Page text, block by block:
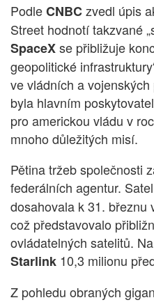
PodleCNBCzvedl úpis
Street hodnotí takzvané
SpaceXse přibližuje
geopolitické
ve vládních a
byla hlavním
pro americkou vládu v
mnoho důležitých misí.
Pětina tržeb společnosti
federálních agentur.
dosahovala k 31. březnu
což představovalo
ovládatelných satelitů.
Starlink 10,3 milionu
Z pohledu obraných